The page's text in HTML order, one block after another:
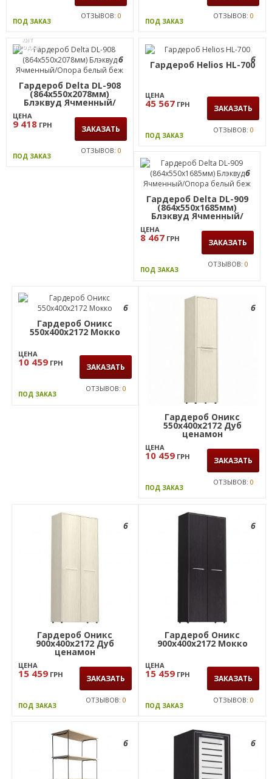
ПОД ЗАКАЗ
ОТЗЫВОВ: 0
ПОД ЗАКАЗ
ОТЗЫВОВ: 0
ХИТ
ПРОДАЖ
6
Гардероб Delta DL-908
(864х550х2078мм)
Блэквуд Ячменный/
Опора белый беж
ЦЕНА
9 418 ГРН ЗАКАЗАТЬ
ПОД ЗАКАЗ
ОТЗЫВОВ: 0
6
Гардероб Helios HL-700
ЦЕНА
45 567 ГРН ЗАКАЗАТЬ
ПОД ЗАКАЗ
ОТЗЫВОВ: 0
6
Гардероб Delta DL-909
(864х550х1685мм)
Блэквуд Ячменный/
Опора белый беж
ЦЕНА
8 467 ГРН ЗАКАЗАТЬ
ПОД ЗАКАЗ
ОТЗЫВОВ:0
6
Гардероб Оникс
550х400х2172 Мокко
ЦЕНА
10 459 ГРН ЗАКАЗАТЬ
ПОД ЗАКАЗ
ОТЗЫВОВ:0
6
Гардероб Оникс
550х400х2172 Дуб
ценамон
ЦЕНА
10 459 ГРН ЗАКАЗАТЬ
ПОД ЗАКАЗ
ОТЗЫВОВ: 0
6
Гардероб Оникс
900х400х2172 Дуб
ценамон
ЦЕНА
15 459 ГРН ЗАКАЗАТЬ
ПОД ЗАКАЗ
ОТЗЫВОВ:0
6
Гардероб Оникс
900х400х2172 Мокко
ЦЕНА
15 459 ГРН ЗАКАЗАТЬ
ПОД ЗАКАЗ
ОТЗЫВОВ: 0
6 6